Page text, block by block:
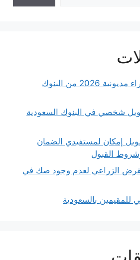
مقارنة أقل نسبة شراء مديونية 2026 من البنوك
شخصي في البنوك السعودية
إمكان لمستفيدي الضمان
القبول
الزراعي لعدم وجود صك في
للمقيمين بالسعودية